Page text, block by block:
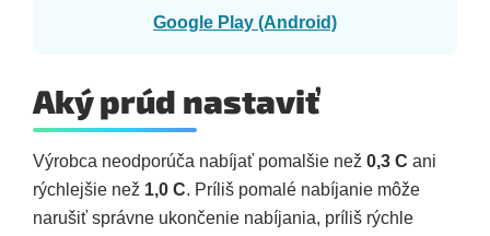
Google Play (Android)
Aký prúd nastaviť
Výrobca neodporúča nabíjať pomalšie než 0,3 C ani
rýchlejšie než 1,0 C. Príliš pomalé nabíjanie môže
narušiť správne ukončenie nabíjania, príliš rýchle